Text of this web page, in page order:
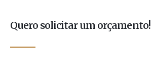
Quero solicitar um orçamento!